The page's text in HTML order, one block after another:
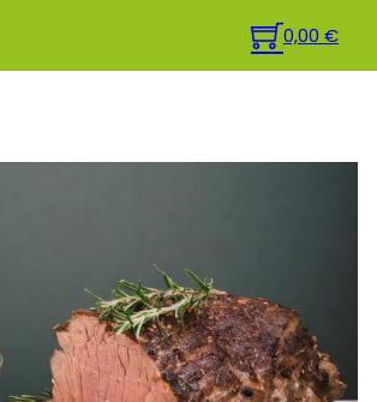
0,00 €